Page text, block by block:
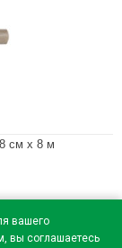
вашего
вы соглашаетесь
см х 8 м